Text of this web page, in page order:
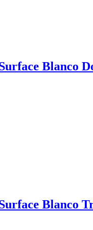
Blanco
Blanco